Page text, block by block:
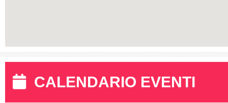
CALENDARIO EVENTI